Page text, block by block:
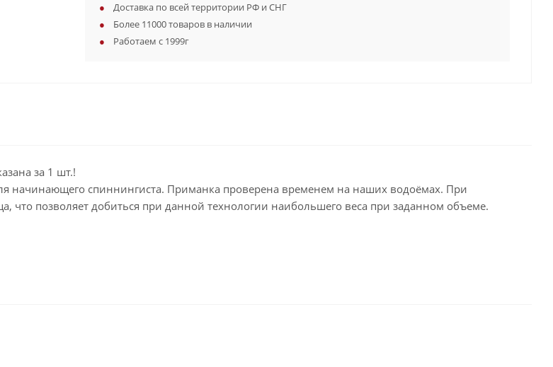
Доставка по всей территории РФ и СНГ
Более 11000 товаров в наличии
Работаем с 1999г
за 1 шт.!
начинающего спиннингиста. Приманка проверена временем на наших водоёмах. При
позволяет добиться при данной технологии наибольшего веса при заданном объеме.